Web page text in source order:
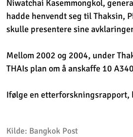
Niwatchai Kasemmongkol,
hadde henvendt seg til Thaksin,
skulle presentere sine
Mellom 2002 og 2004, under
THAIs plan om å anskaffe 10
Ifølge en etterforskningsrapport,
Kilde: Bangkok Post